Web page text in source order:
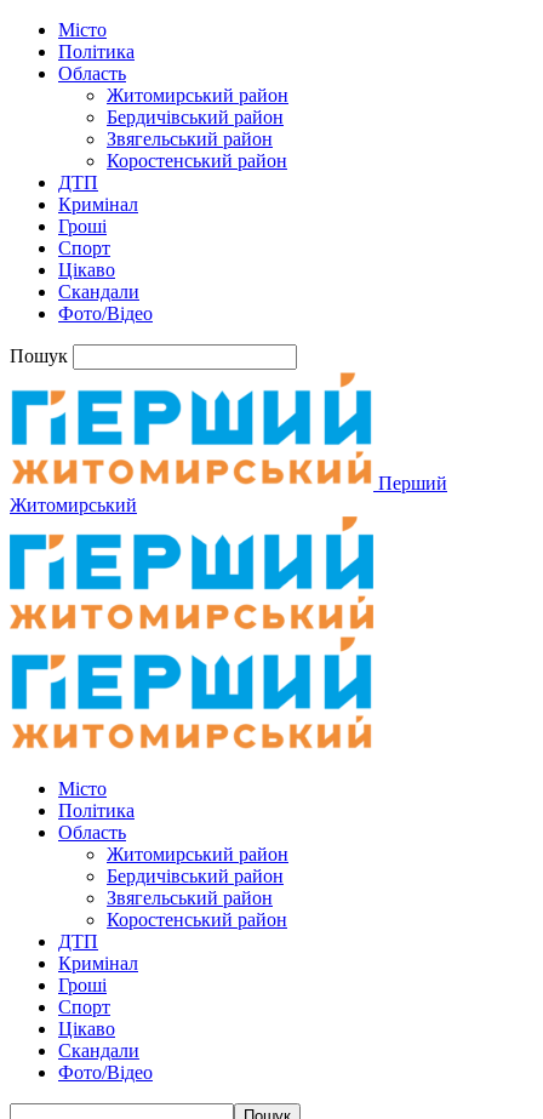
Місто
Політика
Область
Житомирський район
Бердичівський район
Звягельський район
Коростенський район
ДТП
Кримінал
Гроші
Спорт
Цікаво
Скандали
Фото/Відео
Пошук
Перший
Житомирський
Місто
Політика
Область
Житомирський район
Бердичівський район
Звягельський район
Коростенський район
ДТП
Кримінал
Гроші
Спорт
Цікаво
Скандали
Фото/Відео